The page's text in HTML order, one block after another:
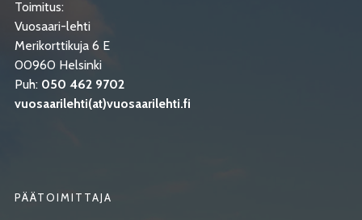
Toimitus:
Vuosaari-lehti
Merikorttikuja 6 E
00960 Helsinki
Puh: 050 462 9702
vuosaarilehti(at)vuosaarilehti.fi
PÄÄTOIMITTAJA